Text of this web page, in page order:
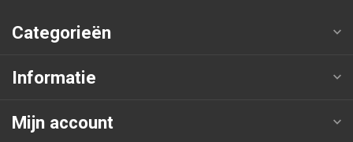
Categorieën
Informatie
Mijn account